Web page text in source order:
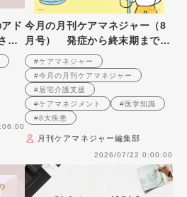
ド
ん
川
今月の月刊ケアマネジャー（8
月号） 発症から終末期まで 3
つのフェーズでとらえる 8大疾
患の知識と支援
#ケアマネジャー
#今月の月刊ケアマネジャー
#居宅介護支援
#ケアマネジメント
#医学知識
#8大疾患
月刊ケアマネジャー編集部
2026/07/22 0:00:00